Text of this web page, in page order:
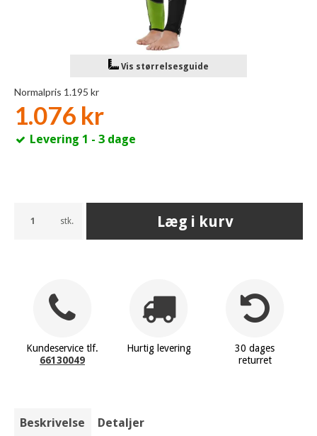
Vis størrelsesguide
Normalpris 1.195 kr
1.076 kr
Levering 1 - 3 dage
stk. Læg i kurv
Kundeservice tlf.
66130049
Hurtig levering
30 dages
returret
Beskrivelse Detaljer